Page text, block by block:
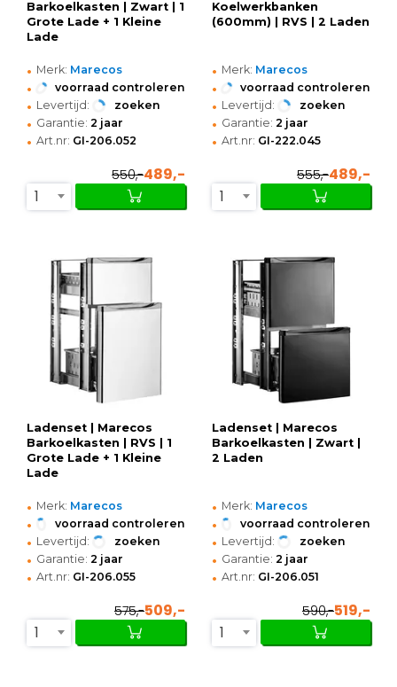
Barkoelkasten | Zwart | 1
Grote Lade + 1 Kleine
Lade
• Merk: Marecos
• voorraad controleren
• Levertijd: zoeken
• Garantie: 2 jaar
• Art.nr: GI-206.052
550,-489,-
1
Koelwerkbanken
(600mm) | RVS | 2 Laden
• Merk: Marecos
• voorraad controleren
• Levertijd: zoeken
• Garantie: 2 jaar
• Art.nr: GI-222.045
555,-489,-
1
Ladenset | Marecos
Barkoelkasten | RVS | 1
Grote Lade + 1 Kleine
Lade
• Merk: Marecos
• voorraad controleren
• Levertijd: zoeken
• Garantie: 2 jaar
• Art.nr: GI-206.055
575,-509,-
1
Ladenset | Marecos
Barkoelkasten | Zwart |
2 Laden
• Merk: Marecos
• voorraad controleren
• Levertijd: zoeken
• Garantie: 2 jaar
• Art.nr: GI-206.051
590,-519,-
1